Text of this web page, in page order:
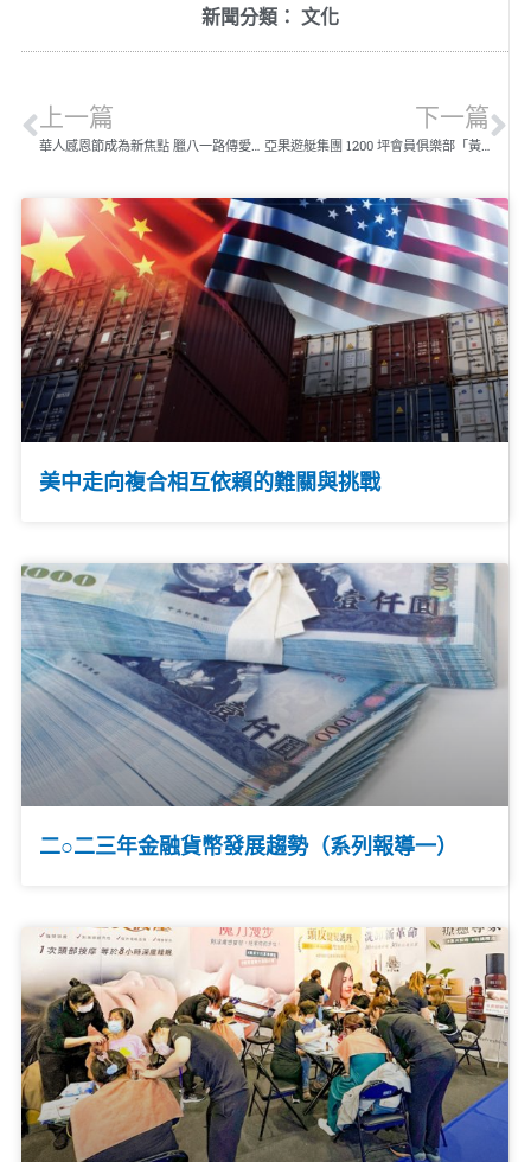
新聞分類： 文化
上一篇
華人感恩節成為新焦點 臘八一路傳愛至新年
下一篇
美中走向複合相互依賴的難關與挑戰
二○二三年金融貨幣發展趨勢（系列報導一）